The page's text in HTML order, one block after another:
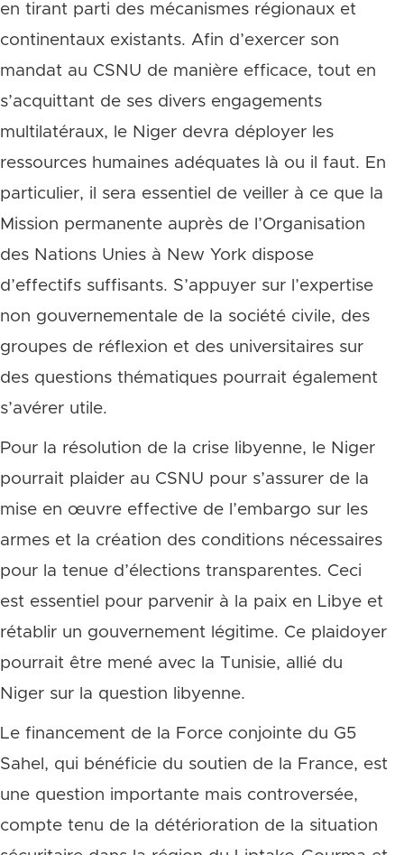
en tirant parti des mécanismes régionaux et
continentaux existants. Afin d’exercer son
mandat au CSNU de manière efficace, tout en
s’acquittant de ses divers engagements
multilatéraux, le Niger devra déployer les
ressources humaines adéquates là ou il faut. En
particulier, il sera essentiel de veiller à ce que la
Mission permanente auprès de l’Organisation
des Nations Unies à New York dispose
d’effectifs suffisants. S’appuyer sur l’expertise
non gouvernementale de la société civile, des
groupes de réflexion et des universitaires sur
des questions thématiques pourrait également
s’avérer utile.
Pour la résolution de la crise libyenne, le Niger
pourrait plaider au CSNU pour s’assurer de la
mise en œuvre effective de l’embargo sur les
armes et la création des conditions nécessaires
pour la tenue d’élections transparentes. Ceci
est essentiel pour parvenir à la paix en Libye et
rétablir un gouvernement légitime. Ce plaidoyer
pourrait être mené avec la Tunisie, allié du
Niger sur la question libyenne.
Le financement de la Force conjointe du G5
Sahel, qui bénéficie du soutien de la France, est
une question importante mais controversée,
compte tenu de la détérioration de la situation